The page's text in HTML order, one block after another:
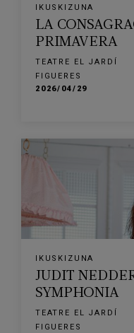
IKUSKIZUNA
LA
PRIMAVERA
TEATRE EL JARDÍ
FIGUERES
2026/04/29
IKUSKIZUNA
JUDIT
SYMPHONIA
TEATRE EL JARDÍ
FIGUERES